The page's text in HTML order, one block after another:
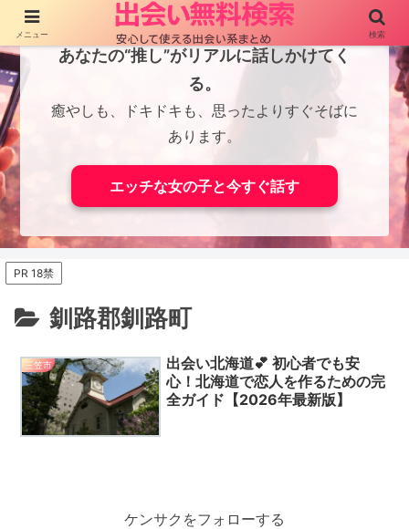
あなたの“推し”がリアルに話しかけてく
る。
癒やしも、ドキドキも、思ったよりすぐそばに
あります。
エッチな女の子と今すぐ話す
PR 18禁
釧路郡釧路町
三笠市
出会い北海道💕 初心者でも安
心！北海道で恋人を作るための完
全ガイド【2026年最新版】
ケンサクをフォローする
メニュー 検索